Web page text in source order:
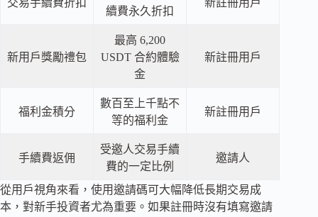
交易手續費折扣
續費永久折扣
新註冊用戶
新用戶獎勵禮包
最高 6,200
USDT 合約體驗
金
新註冊用戶
福利金積分
數百至上千點不
等的福利金
新註冊用戶
手續費返佣
受邀人交易手續
費的一定比例
邀請人
從用戶視角來看，使用邀請碼可大幅降低長期交易成
本，對新手投資者尤為重要。如果註冊時沒有填寫邀請